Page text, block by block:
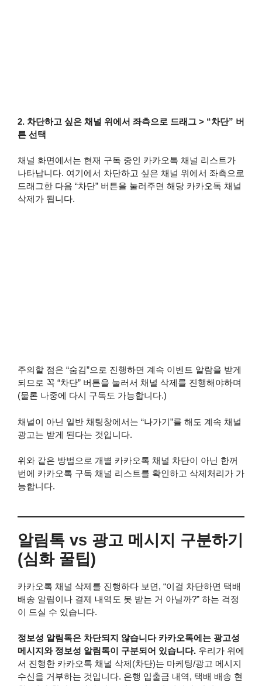
2. 차단하고 싶은 채널 위에서 좌측으로 드래그 > “차단” 버
튼 선택
채널 화면에서는 현재 구독 중인 카카오톡 채널 리스트가
나타납니다. 여기에서 차단하고 싶은 채널 위에서 좌측으로
드래그한 다음 “차단” 버튼을 눌러주면 해당 카카오톡 채널
삭제가 됩니다.
주의할 점은 “숨김”으로 진행하면 계속 이벤트 알람을 받게
되므로 꼭 “차단” 버튼을 눌러서 채널 삭제를 진행해야하며
(물론 나중에 다시 구독도 가능합니다.)
채널이 아닌 일반 채팅창에서는 “나가기”를 해도 계속 채널
광고는 받게 된다는 것입니다.
위와 같은 방법으로 개별 카카오톡 채널 차단이 아닌 한꺼
번에 카카오톡 구독 채널 리스트를 확인하고 삭제처리가 가
능합니다.
알림톡 vs 광고 메시지 구분하기
(심화 꿀팁)
카카오톡 채널 삭제를 진행하다 보면, “이걸 차단하면 택배
배송 알림이나 결제 내역도 못 받는 거 아닐까?” 하는 걱정
이 드실 수 있습니다.
정보성 알림톡은 차단되지 않습니다 카카오톡에는 광고성
메시지와 정보성 알림톡이 구분되어 있습니다. 우리가 위에
서 진행한 카카오톡 채널 삭제(차단)는 마케팅/광고 메시지
수신을 거부하는 것입니다. 은행 입출금 내역, 택배 배송 현